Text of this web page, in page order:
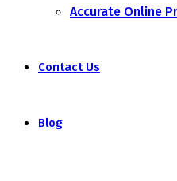
Accurate Online
Contact Us
Blog